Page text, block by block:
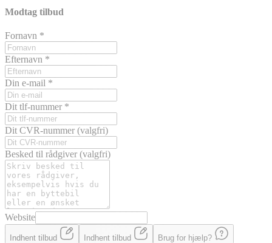
Modtag tilbud
Fornavn *
Efternavn *
Din e-mail *
Dit tlf-nummer *
Dit CVR-nummer (valgfri)
Besked til rådgiver (valgfri)
Website
Indhent tilbud Indhent tilbud Brug for hjælp?